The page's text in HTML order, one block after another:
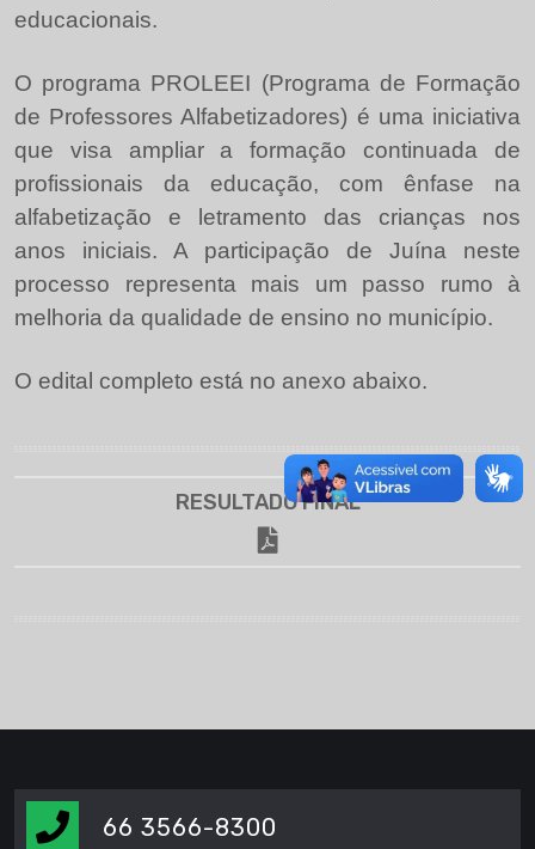
educacionais.
O programa PROLEEI (Programa de Formação
de Professores Alfabetizadores) é uma iniciativa
que visa ampliar a formação continuada de
profissionais da educação, com ênfase na
alfabetização e letramento das crianças nos
anos iniciais. A participação de Juína neste
processo representa mais um passo rumo à
melhoria da qualidade de ensino no município.
O edital completo está no anexo abaixo.
RESULTADO FINAL
66 3566-8300